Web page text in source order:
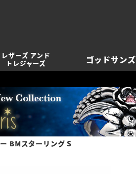
レザーズ アンド
トレジャーズ
ゴッドサンズ
BMスターリング S